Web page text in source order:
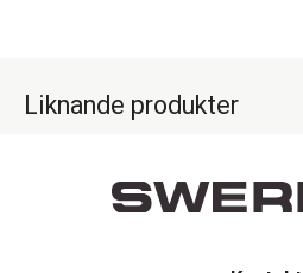
Liknande produkter